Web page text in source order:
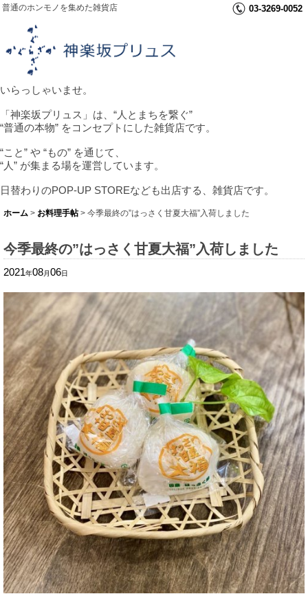
普通のホンモノを集めた雑貨店 03-3269-0052
いらっしゃいませ。
「神楽坂プリュス」は、“人とまちを繋ぐ”
“普通の本物” をコンセプトにした雑貨店です。
“こと” や “もの” を通じて、
“人” が集まる場を運営しています。
日替わりのPOP-UP STOREなども出店する、雑貨店です。
ホーム > お料理手帖 > 今季最終の”はっさく甘夏大福”入荷しました
今季最終の”はっさく甘夏大福”入荷しました
2021年08月06日